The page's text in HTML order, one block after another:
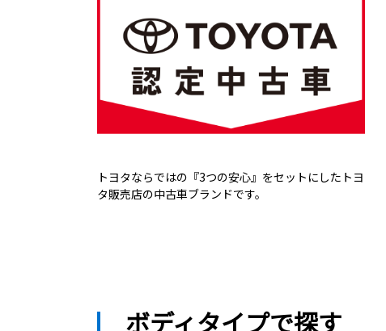
トヨタならではの『3つの安心』をセットにしたトヨ
タ販売店の中古車ブランドです。
ボディタイプで探す